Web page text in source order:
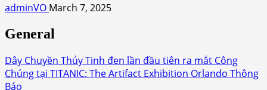
adminVO March 7, 2025
General
Dây Chuyền Thủy Tinh đen lần đầu tiên ra mắt Công
Chúng tại TITANIC: The Artifact Exhibition Orlando Thông
Báo